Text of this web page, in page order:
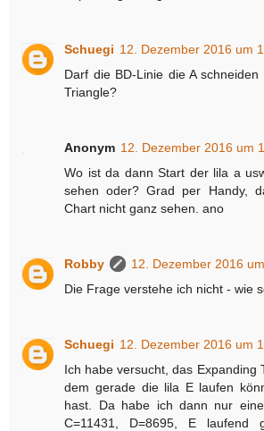
Schuegi 12. Dezember 2016 um
Darf die BD-Linie die A
Triangle?
Anonym 12. Dezember 2016 um
Wo ist da dann Start der lila a
sehen oder? Grad per Handy,
Chart nicht ganz sehen. ano
Robby
12. Dezember 2016
Die Frage verstehe ich nicht - wie
Schuegi 12. Dezember 2016 um
Ich habe versucht, das Expanding
dem gerade die lila E laufen
hast. Da habe ich dann nur eine
C=11431, D=8695, E laufend